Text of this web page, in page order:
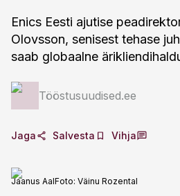
Enics Eesti ajutise
Olovsson, senisest tehase
saab globaalne
Tööstusuudised.ee
Jaga Salvesta Vihja
Jaanus AalFoto: Väinu Rozental